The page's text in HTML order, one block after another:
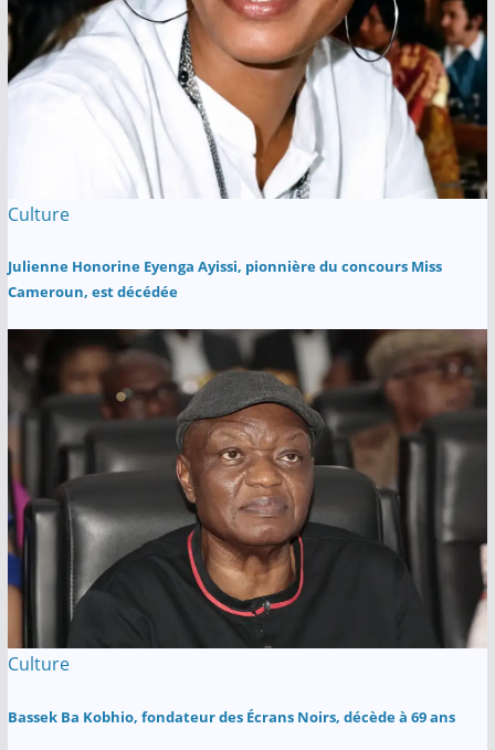
Culture
Julienne Honorine Eyenga Ayissi, pionnière du concours Miss
Cameroun, est décédée
Culture
Bassek Ba Kobhio, fondateur des Écrans Noirs, décède à 69 ans